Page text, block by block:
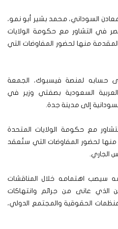
السوداني، محمد بشير أبو نمو،
في التشاور مع حكومة الولايات
المقدمة منها لحضور المفاوضات التي
حسابه لمنصة فيسبوك، الجمعة
السعودية بصفتي وزير في
إلى مدينة جدة.
مع حكومة الولايات المتحدة
منها لحضور المفاوضات التي ستُعقد
الجاري.
سيصب اهتمامه خلال المناقشات
الذي عانى من جرائم وانتهاكات
الحقوقية والمجتمع الدولي،